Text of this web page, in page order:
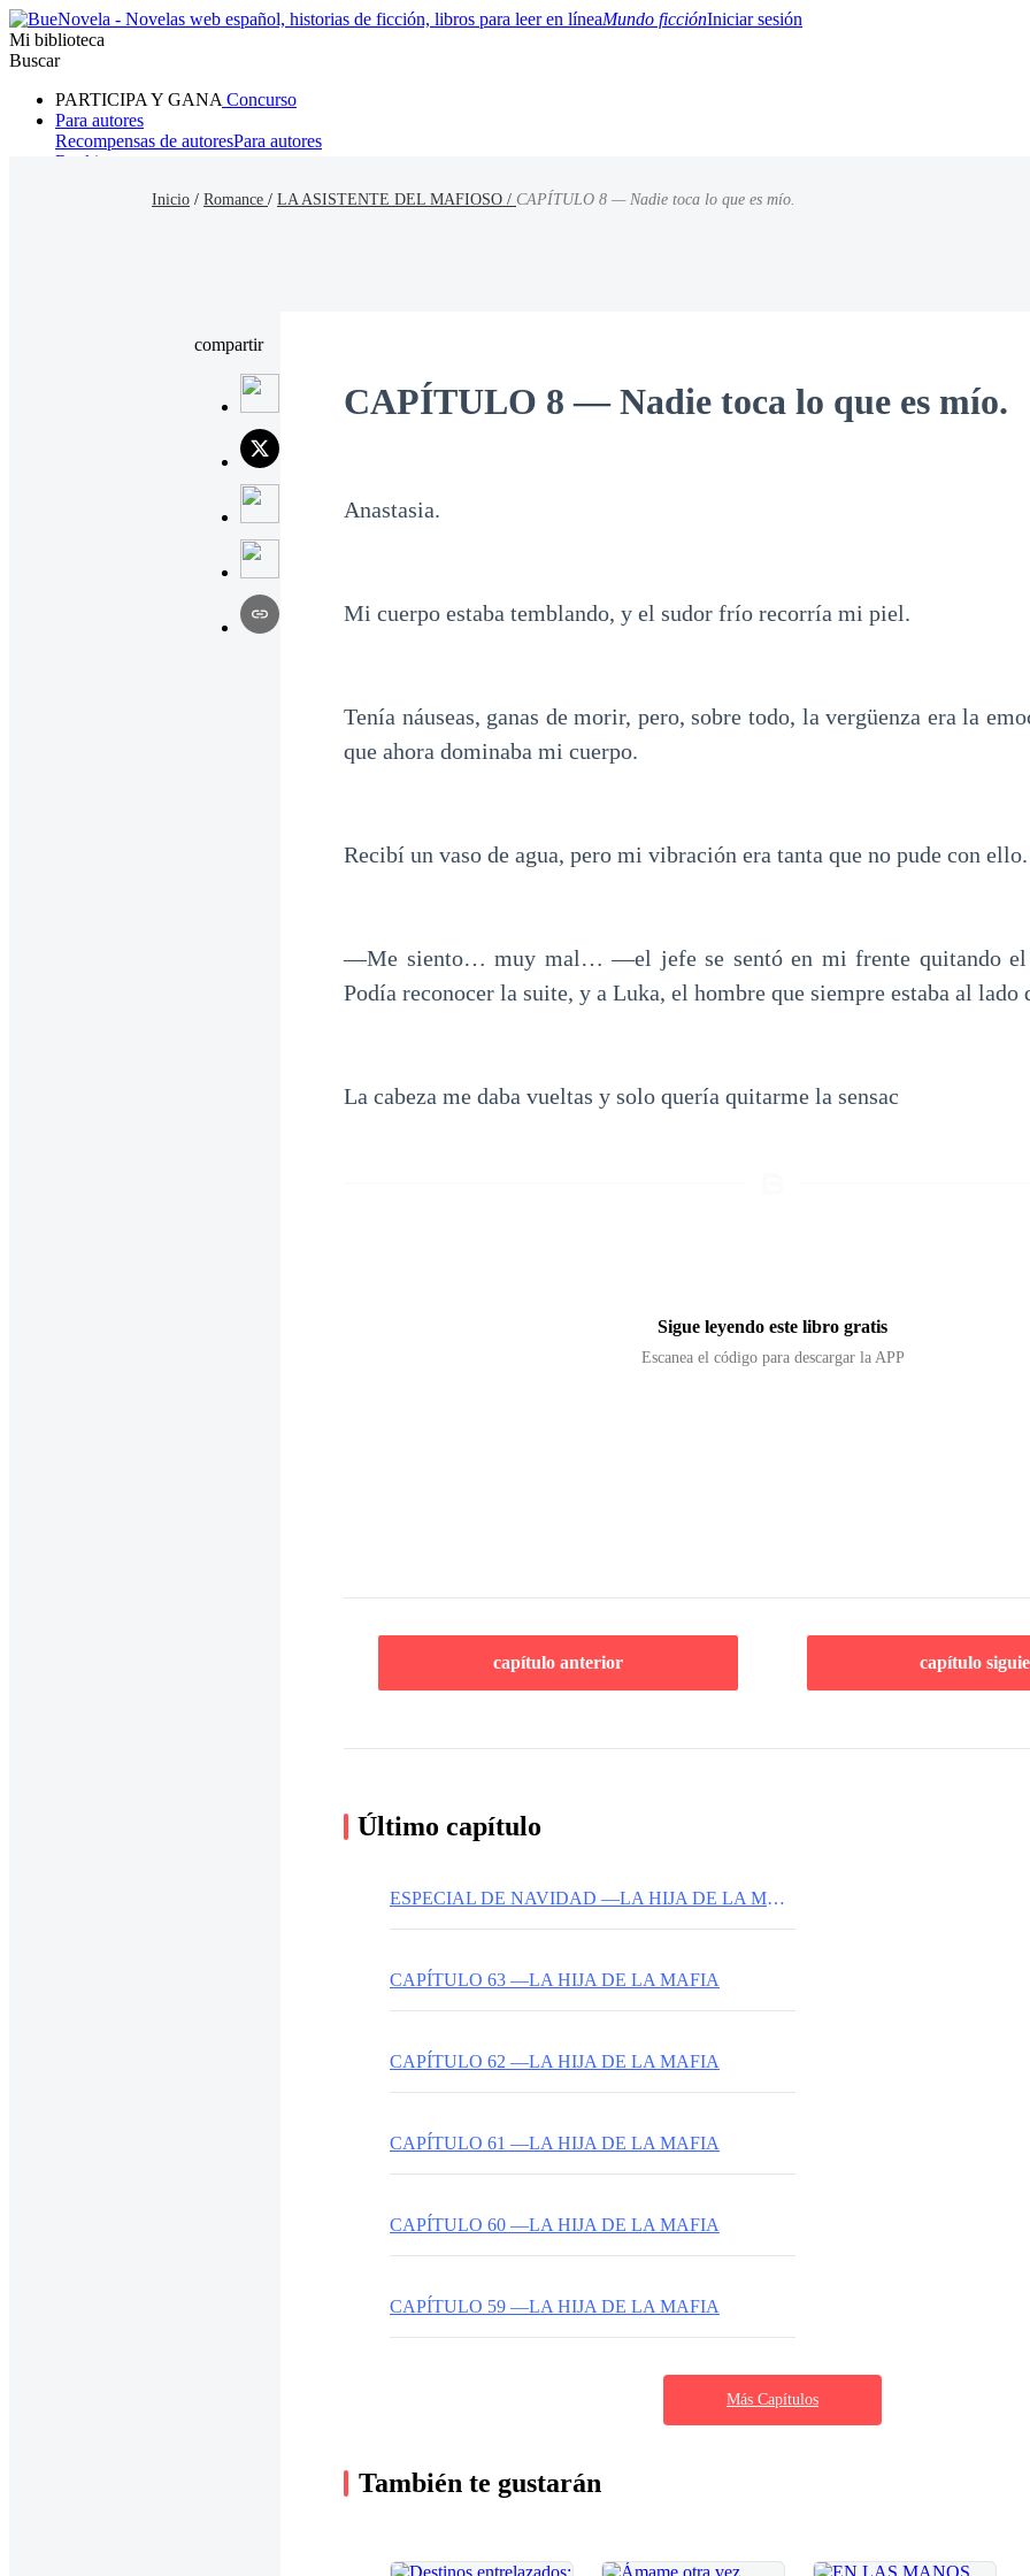
Mundo ficciónIniciar sesión
Mi biblioteca
Buscar
PARTICIPA Y GANA Concurso
Para autores
Recompensas de autoresPara autores
Ranking
Inicio / Romance / LA ASISTENTE DEL MAFIOSO / CAPÍTULO 8 — Nadie toca lo que es mío.
compartir
CAPÍTULO 8 — Nadie toca lo que es mío.
Anastasia.
Mi cuerpo estaba temblando, y el sudor frío recorría mi piel.
Tenía náuseas, ganas de morir, pero, sobre todo, la vergüenza era la
que ahora dominaba mi cuerpo.
Recibí un vaso de agua, pero mi vibración era tanta que no pude con ello.
—Me siento… muy mal… —el jefe se sentó en mi frente quitando el
Podía reconocer la suite, y a Luka, el hombre que siempre estaba al lado
La cabeza me daba vueltas y solo quería quitarme la sensac
Sigue leyendo este libro gratis
Escanea el código para descargar la APP
capítulo anterior capítulo
Último capítulo
ESPECIAL DE NAVIDAD —LA HIJA DE LA MAFIA
CAPÍTULO 63 —LA HIJA DE LA MAFIA
CAPÍTULO 62 —LA HIJA DE LA MAFIA
CAPÍTULO 61 —LA HIJA DE LA MAFIA
CAPÍTULO 60 —LA HIJA DE LA MAFIA
CAPÍTULO 59 —LA HIJA DE LA MAFIA
Más Capítulos
También te gustarán